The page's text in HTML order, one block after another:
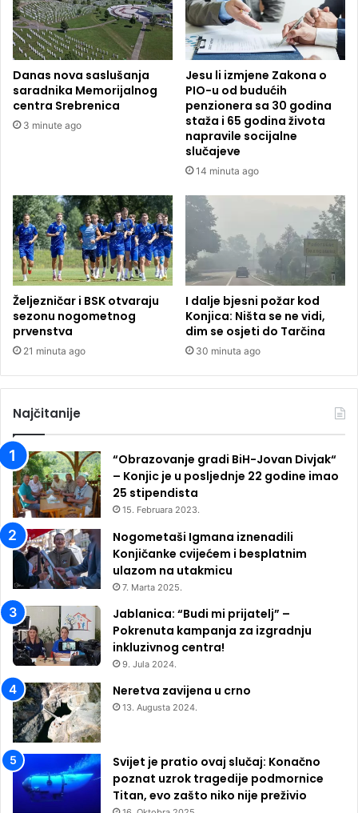
Danas nova saslušanja
saradnika Memorijalnog
centra Srebrenica
3 minute ago
Jesu li izmjene Zakona o
PIO-u od budućih
penzionera sa 30 godina
staža i 65 godina života
napravile socijalne
slučajeve
14 minuta ago
Željezničar i BSK otvaraju
sezonu nogometnog
prvenstva
21 minuta ago
I dalje bjesni požar kod
Konjica: Ništa se ne vidi,
dim se osjeti do Tarčina
30 minuta ago
Najčitanije
“Obrazovanje gradi BiH-Jovan Divjak“
– Konjic je u posljednje 22 godine imao
25 ​​stipendista
15. Februara 2023.
Nogometaši Igmana iznenadili
Konjičanke cvijećem i besplatnim
ulazom na utakmicu
7. Marta 2025.
Jablanica: “Budi mi prijatelj” –
Pokrenuta kampanja za izgradnju
inkluzivnog centra!
9. Jula 2024.
Neretva zavijena u crno
13. Augusta 2024.
Svijet je pratio ovaj slučaj: Konačno
poznat uzrok tragedije podmornice
Titan, evo zašto niko nije preživio